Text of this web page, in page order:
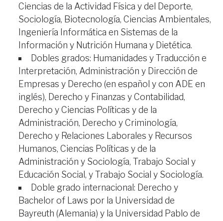
Ciencias de la Actividad Física y del Deporte,
Sociología, Biotecnología, Ciencias Ambientales,
Ingeniería Informática en Sistemas de la
Información y Nutrición Humana y Dietética.
Dobles grados: Humanidades y Traducción e
Interpretación, Administración y Dirección de
Empresas y Derecho (en español y con ADE en
inglés), Derecho y Finanzas y Contabilidad,
Derecho y Ciencias Políticas y de la
Administración, Derecho y Criminología,
Derecho y Relaciones Laborales y Recursos
Humanos, Ciencias Políticas y de la
Administración y Sociología, Trabajo Social y
Educación Social, y Trabajo Social y Sociología.
Doble grado internacional: Derecho y
Bachelor of Laws por la Universidad de
Bayreuth (Alemania) y la Universidad Pablo de